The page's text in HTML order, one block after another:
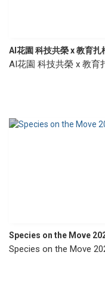
AI花園 科技共榮 x 教育扎
AI花園 科技共榮 x 教育
Species on the Move
Species on the Move